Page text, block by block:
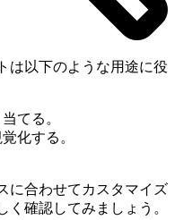
は以下のような用途に役
てる。
化する。
に合わせてカスタマイズ
確認してみましょう。